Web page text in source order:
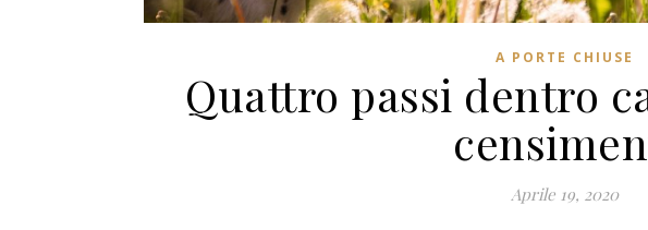
A PORTE CHIUSE
Quattro passi dentro
Aprile 19, 2020